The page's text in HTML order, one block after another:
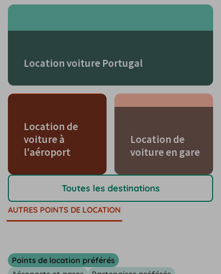
Location voiture Portugal
Location de
voiture à
l'aéroport
Location de
voiture en gare
Toutes les destinations
AUTRES POINTS DE LOCATION
Points de location préférés